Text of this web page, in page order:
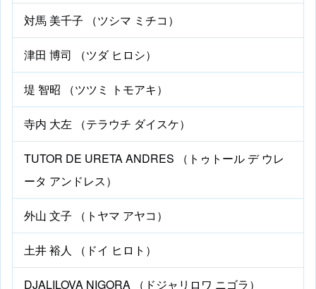
対馬 美千子 （ツシマ ミチコ）
津田 博司 （ツダ ヒロシ）
堤 智昭 （ツツミ トモアキ）
寺内 大左 （テラウチ ダイスケ）
TUTOR DE URETA ANDRES （トゥトール デ ウレ
ータ アンドレス）
外山 文子 （トヤマ アヤコ）
土井 裕人 （ドイ ヒロト）
DJALILOVA NIGORA （ドジャリロワ ニゴラ）